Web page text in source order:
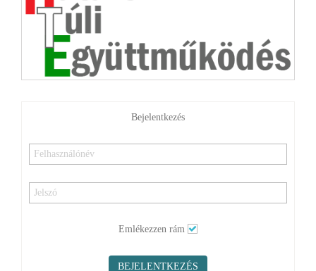
Bejelentkezés
Elfelejtette jelszavát?